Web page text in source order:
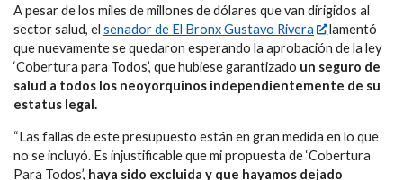
A pesar de los miles de millones de dólares que van dirigidos al
sector salud, el senador de El Bronx Gustavo Rivera
lamentó
que nuevamente se quedaron esperando la aprobación de la ley
‘Cobertura para Todos’, que hubiese garantizado un seguro de
salud a todos los neoyorquinos independientemente de su
estatus legal.
“Las fallas de este presupuesto están en gran medida en lo que
no se incluyó. Es injustificable que mi propuesta de ‘Cobertura
Para Todos’, haya sido excluida y que hayamos dejado